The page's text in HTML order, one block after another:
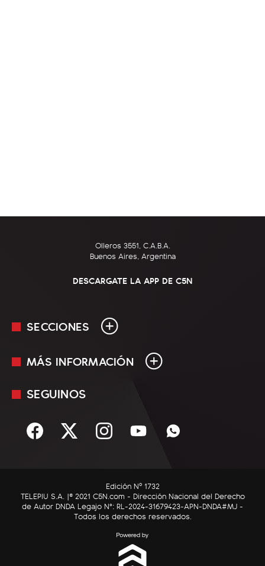
Olleros 3551, C.A.B.A.
Buenos Aires, Argentina
DESCARGATE LA APP DE C5N
SECCIONES
En Vivo
Sociedad
C5N Autos
RatingCero
MÁS INFORMACIÓN
Mediakit
Términos y condiciones
SEGUINOS
Edición Nº 1732
TELEPIU S.A. |© 2021 C5N.com - Dirección Nacional del Derecho
de Autor DNDA Legajo N°: RL-2024-31679423-APN-DNDA#MJ -
Todos los derechos reservados.